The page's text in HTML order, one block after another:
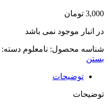
3,000 تومان
در انبار موجود نمی باشد
شناسه محصول: نامعلوم دسته:
بستن
توضیحات
توضیحات